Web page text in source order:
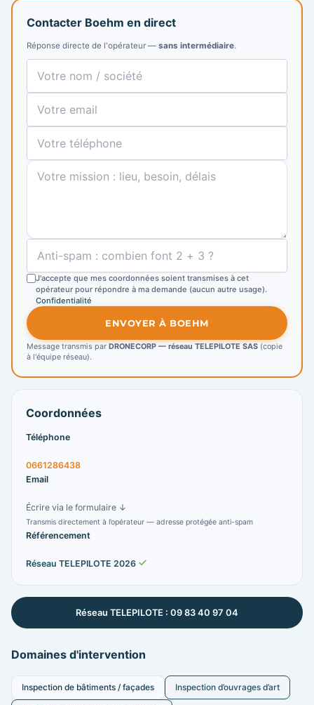
Domaines d'intervention
Inspection de bâtiments / façades Inspection d’ouvrages d’art
Contacter Boehm en direct
Réponse directe de l'opérateur — sans intermédiaire.
J'accepte que mes coordonnées soient transmises à cet
opérateur pour répondre à ma demande (aucun autre usage).
Confidentialité
ENVOYER À BOEHM
Message transmis par DRONECORP — réseau TELEPILOTE SAS (copie
à l'équipe réseau).
Coordonnées
Téléphone
0661286438
Email
Écrire via le formulaire ↓
Transmis directement à l’opérateur — adresse protégée anti-spam
Référencement
Réseau TELEPILOTE 2026
Réseau TELEPILOTE : 09 83 40 97 04